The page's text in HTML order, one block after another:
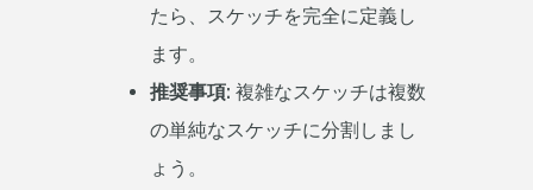
たら、スケッチを完全に定義し
ます。
推奨事項: 複雑なスケッチは複数
の単純なスケッチに分割しまし
ょう。